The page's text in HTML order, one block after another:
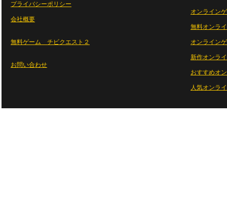
プライバシーポリシー
会社概要
無料ゲーム チビクエスト２
お問い合わせ
オンライン
無料オンラ
オンライン
新作オンラ
おすすめオ
人気オンラ